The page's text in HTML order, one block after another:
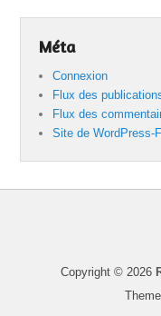
Méta
Connexion
Flux des
Flux des
Site de WordPress-
Copyright © 2026